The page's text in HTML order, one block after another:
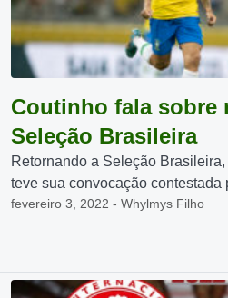
Coutinho fala sobre
Seleção Brasileira
Retornando a Seleção
teve sua convocação contestada
fevereiro 3, 2022 - Whylmys Filho